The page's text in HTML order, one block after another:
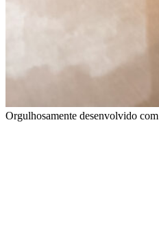
Orgulhosamente desenvolvido com